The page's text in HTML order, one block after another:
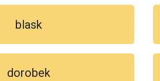
blask
dorobek